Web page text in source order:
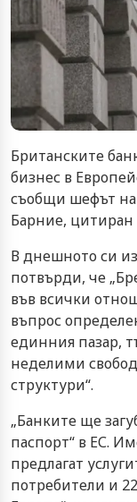
Британските
бизнес в
съобщи шефът
Барние,
В днешното си
потвърди, че
във всички
въпрос
единния пазар,
неделими
структури“.
„Банките ще
паспорт“ в ЕС.
предлагат
потребители и